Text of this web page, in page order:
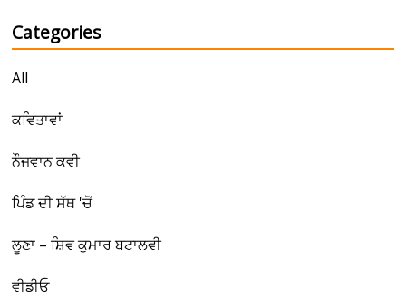
Categories
All
ਕਵਿਤਾਵਾਂ
ਨੌਜਵਾਨ ਕਵੀ
ਪਿੰਡ ਦੀ ਸੱਥ 'ਚੋਂ
ਲੂਣਾ – ਸ਼ਿਵ ਕੁਮਾਰ ਬਟਾਲਵੀ
ਵੀਡੀਓ